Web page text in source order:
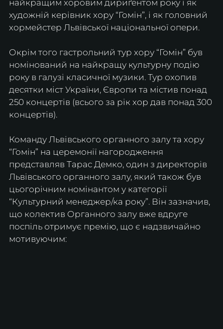
найкращим хоровим дириґентом року і як
художній керівник хору “Гомін”, і як головний
хормейстер Львівської національної опери.
Окрім того гастрольний тур хору “Гомін” був
номінований на найкращу культурну подію
року в галузі класичної музики. Тур охопив
десятки міст України, Європи та містив понад
250 концертів (всього за рік хор дав понад 300
концертів).
Команду Львівського органного залу та хору
“Гомін” на церемонії нагородження
представляв Тарас Демко, один з директорів
Львівського органного залу, який також був
цьогорічним номінантом у категорії
“Культурний менеджер/ка року”. Він зазначив,
що колектив Органного залу вже вдруге
поспіль отримує премію, що є надзвичайно
мотивуючим: